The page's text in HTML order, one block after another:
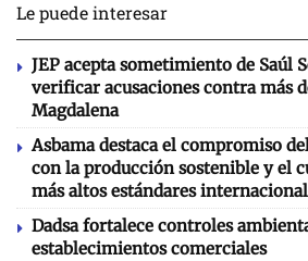
Le puede interesar
JEP acepta sometimiento de Saúl
verificar acusaciones contra más
Magdalena
Asbama destaca el compromiso
con la producción sostenible y el
más altos estándares
Dadsa fortalece controles
establecimientos comerciales